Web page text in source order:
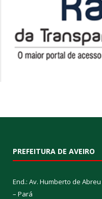
PREFEITURA DE AVEIRO
End.: Av. Humberto de
– Pará